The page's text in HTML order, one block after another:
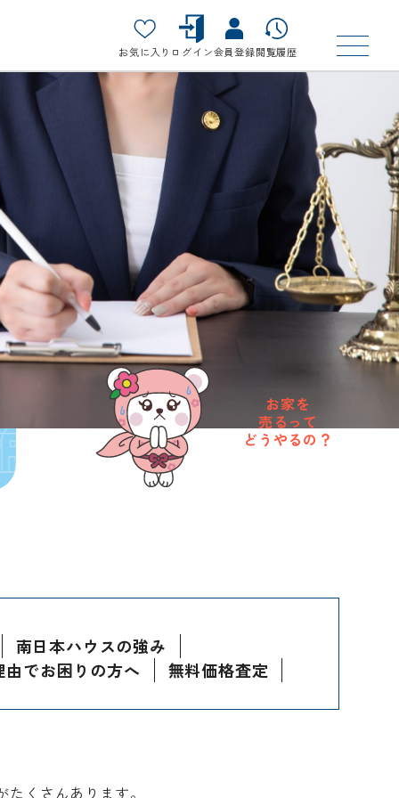
お気に入り ログイン会員登録閲覧履歴
お家を
売るって
どうやるの？
南日本ハウスの強み
由でお困りの方へ 無料価格査定
くさんあります。